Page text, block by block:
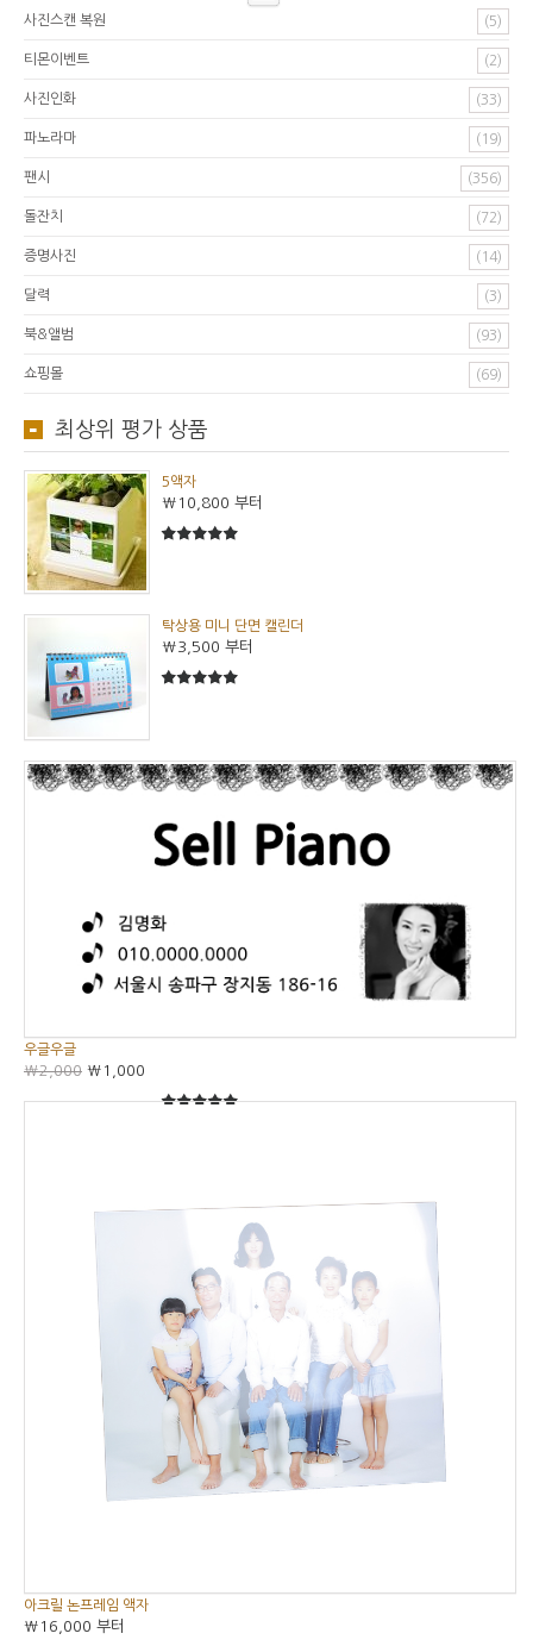
사진스캔 복원 (5)
티몬이벤트 (2)
사진인화 (33)
파노라마 (19)
팬시 (356)
돌잔치 (72)
증명사진 (14)
달력 (3)
북&앨범 (93)
쇼핑몰 (69)
최상위 평가 상품
5액자
₩10,800 부터
탁상용 미니 단면 캘린더
₩3,500 부터
우글우글
₩2,000 ₩1,000
아크릴 논프레임 액자
₩16,000 부터